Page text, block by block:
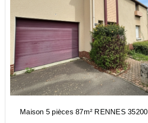
Maison 5 pièces 87m² RENNES 35200